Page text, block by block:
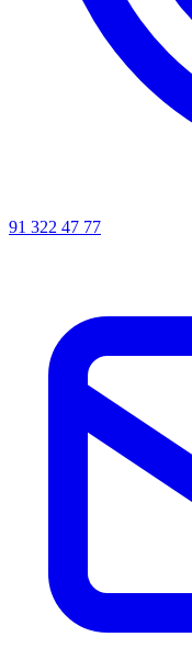
91 322 47 77